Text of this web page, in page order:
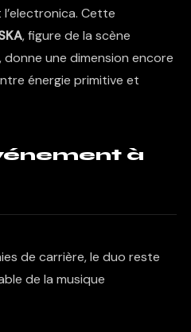
Cette
, figure de la scène
une dimension encore
énergie primitive et
à
de carrière, le duo reste
de la musique